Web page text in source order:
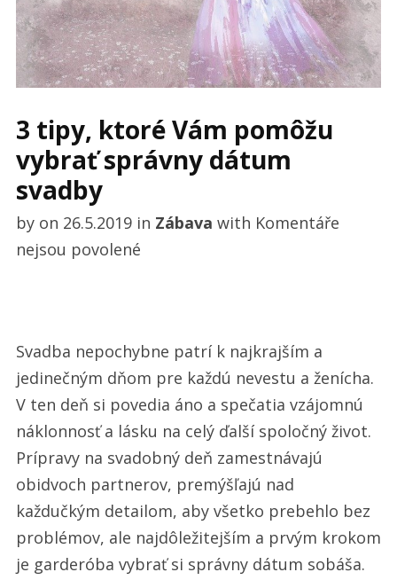
3 tipy, ktoré Vám pomôžu
vybrať správny dátum
svadby
by on 26.5.2019in Zábava with Komentáře
nejsou povolenéu
3
tipy,
ktoré
Vám
pomôžu
vybrať
správny
dátum
svadby
Svadba nepochybne patrí k najkrajším a
jedinečným dňom pre každú nevestu a ženícha.
V ten deň si povedia áno a spečatia vzájomnú
náklonnosť a lásku na celý ďalší spoločný život.
Prípravy na svadobný deň zamestnávajú
obidvoch partnerov, premýšľajú nad
každučkým detailom, aby všetko prebehlo bez
problémov, ale najdôležitejším a prvým krokom
je garderóba vybrať si správny dátum sobáša.